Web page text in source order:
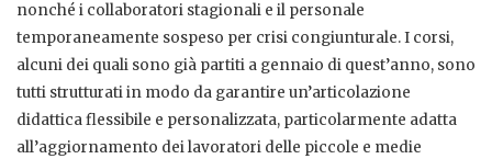
nonché i collaboratori stagionali e il personale
temporaneamente sospeso per crisi congiunturale. I corsi,
alcuni dei quali sono già partiti a gennaio di quest’anno, sono
tutti strutturati in modo da garantire un’articolazione
didattica flessibile e personalizzata, particolarmente adatta
all’aggiornamento dei lavoratori delle piccole e medie